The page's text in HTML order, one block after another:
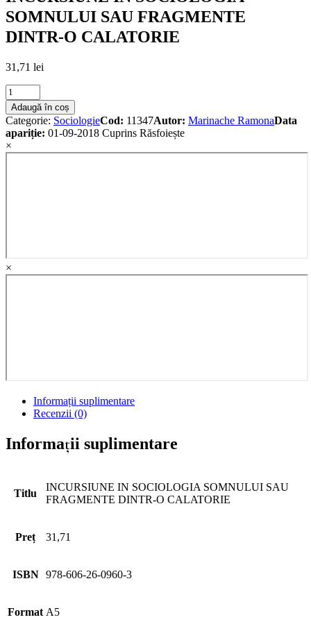
SOMNULUI SAU FRAGMENTE
DINTR-O CALATORIE
31,71 lei
INCURSIUNE
IN
SOCIOLOGIA
SOMNULUI
SAU
FRAGMENTE
Adaugă în coș
Categorie: SociologieCod: 11347Autor: Marinache RamonaData
apariție: 01-09-2018 Cuprins Răsfoiește
×
×
Informații suplimentare
Recenzii (0)
Informații suplimentare
Titlu
INCURSIUNE IN SOCIOLOGIA SOMNULUI SAU
FRAGMENTE DINTR-O CALATORIE
Preț 31,71
ISBN 978-606-26-0960-3
Format A5